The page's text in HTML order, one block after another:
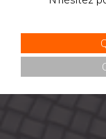
à Herstal.